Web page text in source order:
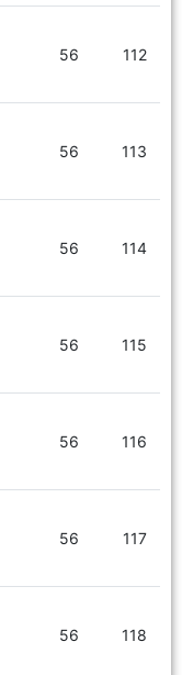
112
56
113
56
114
56
115
56
116
56
117
56
118
56